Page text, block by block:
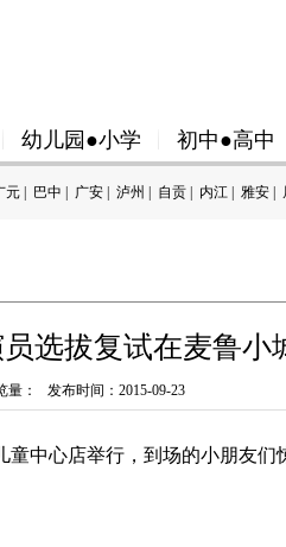
幼儿园●小学 初中●高中
元 巴中 广安 泸州 自贡 内江 雅安
选拔复试在麦鲁小
： 发布时间：2015-09-23
中心店举行，到场的小朋友们